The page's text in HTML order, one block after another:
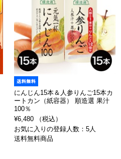
にんじん15本＆人参りんご15本カ
ートカン（紙容器） 順造選 果汁
100％
¥6,480 （税込）
お気に入りの登録人数：5人
送料無料商品